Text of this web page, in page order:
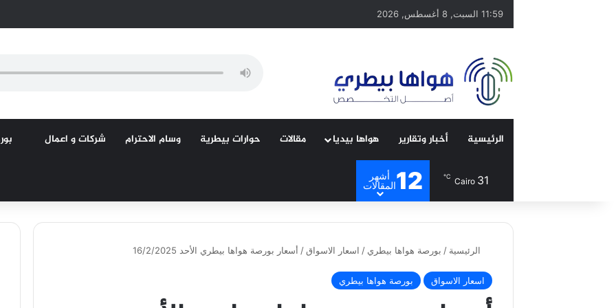
11:59 السبت, 8 أغسطس, 2026
الرئيسية أخبار وتقارير هواها بيديا مقالات حوارات بيطرية وسام الاحترام شركات و اعمال
Cairo 31
℃
12
أشهر
المقالات
الرئيسية / بورصة هواها بيطري / اسعار الاسواق / أسعار بورصة هواها بيطري الأحد 16/2/2025
اسعار الاسواق بورصة هواها بيطري